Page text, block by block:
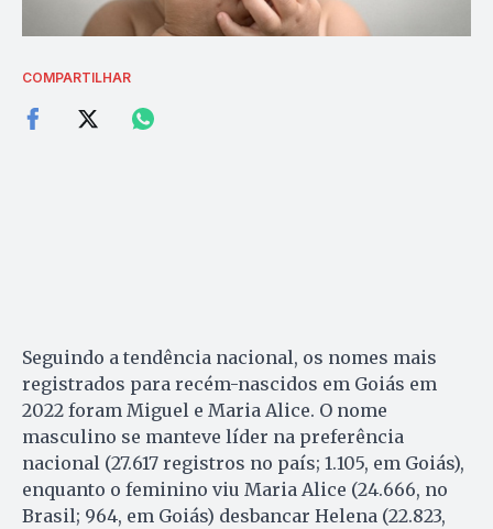
COMPARTILHAR
Seguindo a tendência nacional, os nomes mais
registrados para recém-nascidos em Goiás em
2022 foram Miguel e Maria Alice. O nome
masculino se manteve líder na preferência
nacional (27.617 registros no país; 1.105, em Goiás),
enquanto o feminino viu Maria Alice (24.666, no
Brasil; 964, em Goiás) desbancar Helena (22.823,